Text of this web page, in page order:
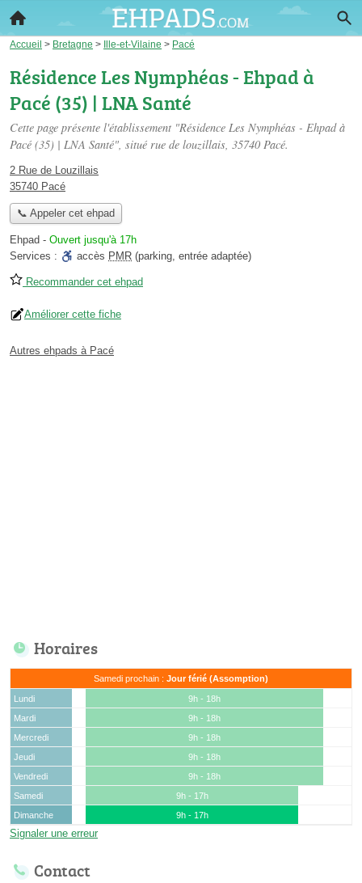
Accueil > Bretagne > Ille-et-Vilaine > Pacé
Résidence Les Nymphéas - Ehpad à
Pacé (35) | LNA Santé
Cette page présente l'établissement "Résidence Les Nymphéas - Ehpad à
Pacé (35) | LNA Santé", situé rue de louzillais, 35740 Pacé.
2 Rue de Louzillais
35740 Pacé
📞 Appeler cet ehpad
Ehpad - Ouvert jusqu'à 17h
Services :
accès PMR (parking, entrée adaptée)
Recommander cet ehpad
Améliorer cette fiche
Autres ehpads à Pacé
Horaires
Samedi prochain : Jour férié (Assomption)
Lundi
9h - 18h
Mardi
9h - 18h
Mercredi
9h - 18h
Jeudi
9h - 18h
Vendredi
9h - 18h
Samedi
9h - 17h
Dimanche
9h - 17h
Signaler une erreur
Contact